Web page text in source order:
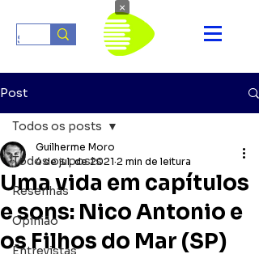
Post
Todos os posts
Resenhas
Opinião
Entrevistas
Todos os posts
Uma vida em capítulos
e sons: Nico Antonio e
os Filhos do Mar (SP)
Guilherme Moro
4 de jul. de 2021 2 min de leitura
×